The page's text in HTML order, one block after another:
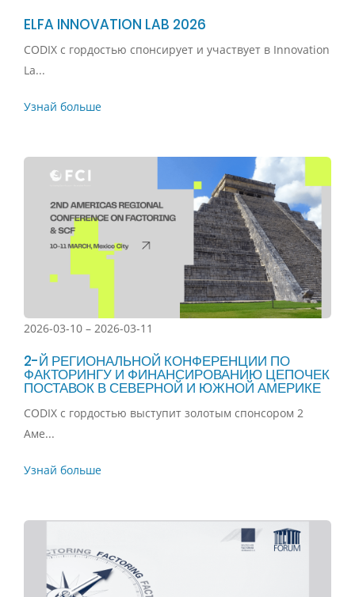
ELFA INNOVATION LAB 2026
CODIX с гордостью спонсирует и участвует в Innovation
La...
Узнай больше
2026-03-10 – 2026-03-11
2-Й РЕГИОНАЛЬНОЙ КОНФЕРЕНЦИИ ПО
ФАКТОРИНГУ И ФИНАНСИРОВАНИЮ ЦЕПОЧЕК
ПОСТАВОК В СЕВЕРНОЙ И ЮЖНОЙ АМЕРИКЕ
CODIX с гордостью выступит золотым спонсором 2
Аме...
Узнай больше